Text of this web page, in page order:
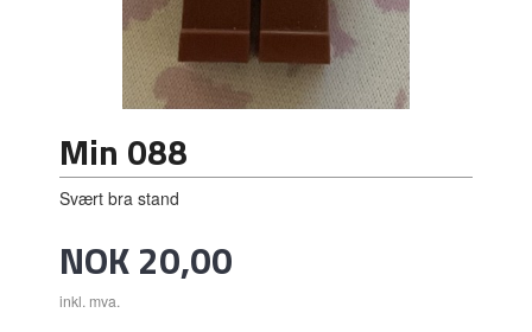
Min 088
Svært bra stand
Pris
NOK20,00
inkl. mva.